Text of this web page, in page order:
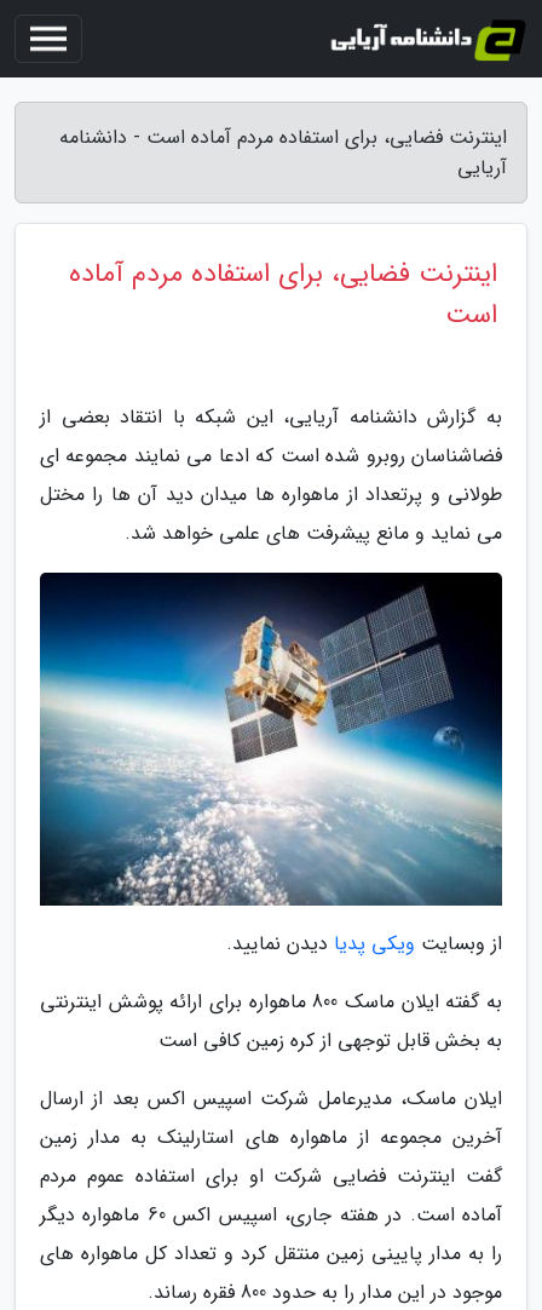
اینترنت فضایی، برای استفاده مردم آماده است - دانشنامه
آریایی
اینترنت فضایی، برای استفاده مردم آماده
است
به گزارش دانشنامه آریایی، این شبکه با انتقاد بعضی از
فضاشناسان روبرو شده است که ادعا می نمایند مجموعه ای
طولانی و پرتعداد از ماهواره ها میدان دید آن ها را مختل
می نماید و مانع پیشرفت های علمی خواهد شد.
از وبسایت ویکی پدیا دیدن نمایید.
به گفته ایلان ماسک 800 ماهواره برای ارائه پوشش اینترنتی
به بخش قابل توجهی از کره زمین کافی است
ایلان ماسک، مدیرعامل شرکت اسپیس اکس بعد از ارسال
آخرین مجموعه از ماهواره های استارلینک به مدار زمین
گفت اینترنت فضایی شرکت او برای استفاده عموم مردم
آماده است. در هفته جاری، اسپیس اکس 60 ماهواره دیگر
را به مدار پایینی زمین منتقل کرد و تعداد کل ماهواره های
موجود در این مدار را به حدود 800 فقره رساند.